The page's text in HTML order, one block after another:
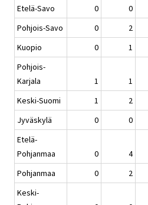
Etelä-Savo
0 0
Pohjois-Savo
0 2
Kuopio
0 1
Pohjois-
Karjala
1 1
Keski-Suomi
1 2
Jyväskylä
0 0
Etelä-
Pohjanmaa
0 4
Pohjanmaa
0 2
Keski-